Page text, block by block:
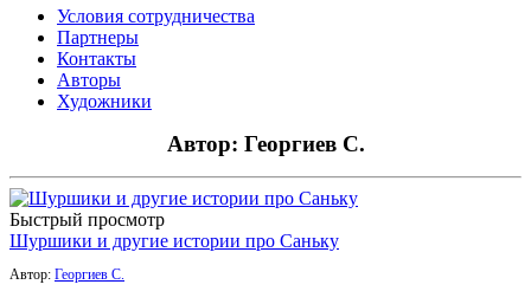
Условия сотрудничества
Партнеры
Контакты
Авторы
Художники
Автор: Георгиев С.
Быстрый просмотр
Шуршики и другие истории про Саньку
Автор: Георгиев С.